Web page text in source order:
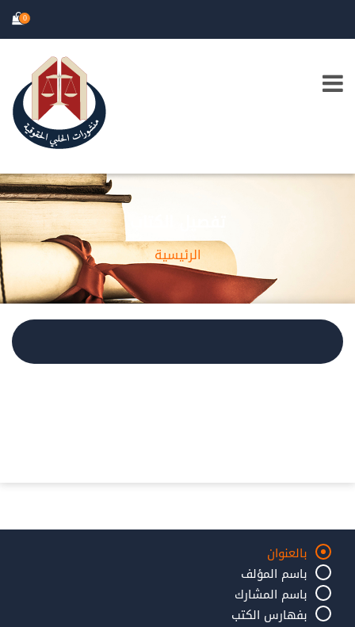
0
الرئيسية
بالعنوان
باسم المؤلف
باسم المشارك
بفهارس الكتب